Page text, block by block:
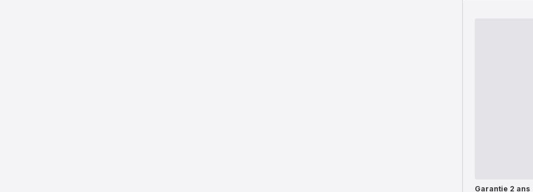
Garantie 2 ans